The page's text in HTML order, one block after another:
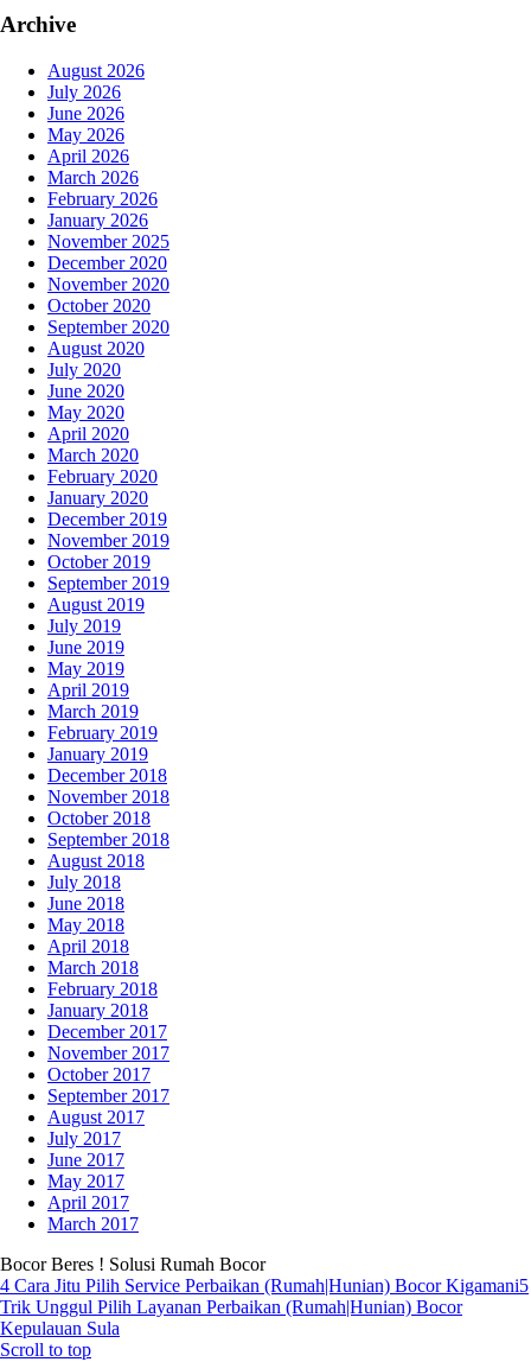
Archive
August 2026
July 2026
June 2026
May 2026
April 2026
March 2026
February 2026
January 2026
November 2025
December 2020
November 2020
October 2020
September 2020
August 2020
July 2020
June 2020
May 2020
April 2020
March 2020
February 2020
January 2020
December 2019
November 2019
October 2019
September 2019
August 2019
July 2019
June 2019
May 2019
April 2019
March 2019
February 2019
January 2019
December 2018
November 2018
October 2018
September 2018
August 2018
July 2018
June 2018
May 2018
April 2018
March 2018
February 2018
January 2018
December 2017
November 2017
October 2017
September 2017
August 2017
July 2017
June 2017
May 2017
April 2017
March 2017
Bocor Beres ! Solusi Rumah Bocor
4 Cara Jitu Pilih Service Perbaikan (Rumah|Hunian) Bocor Kigamani5
Trik Unggul Pilih Layanan Perbaikan (Rumah|Hunian) Bocor
Kepulauan Sula
Scroll to top